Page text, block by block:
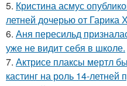
5. Кристина асмус
летней дочерью от Гарика
6. Аня пересильд
уже не видит себя в школе.
7. Актрисе плаксы мертл
кастинг на роль 14-